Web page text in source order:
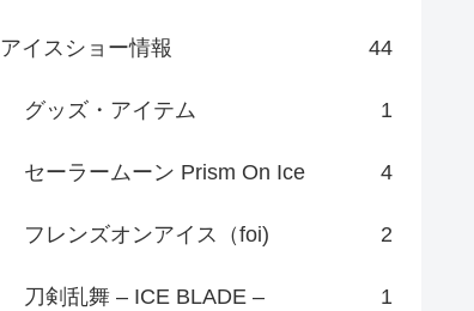
アイスショー情報 44
グッズ・アイテム 1
セーラームーン Prism On Ice 4
フレンズオンアイス（foi) 2
刀剣乱舞 – ICE BLADE – 1